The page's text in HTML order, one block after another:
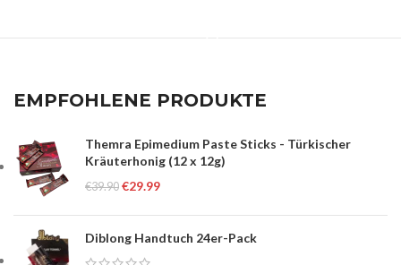
EMPFOHLENE PRODUKTE
Themra Epimedium Paste Sticks - Türkischer
Kräuterhonig (12 x 12g)
€39.90 €29.99
Diblong Handtuch 24er-Pack